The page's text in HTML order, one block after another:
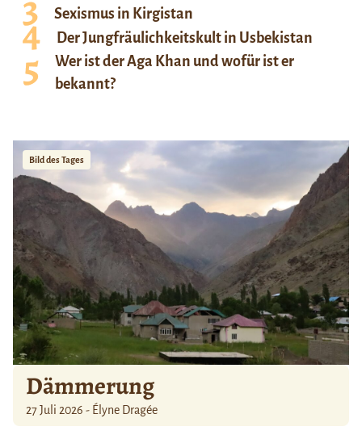
Sexismus in Kirgistan
Der Jungfräulichkeitskult in Usbekistan
Wer ist der Aga Khan und wofür ist er
bekannt?
Bild des Tages
Dämmerung
27 Juli 2026 - Élyne Dragée